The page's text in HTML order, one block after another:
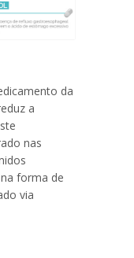
da
a
nas
forma de
via